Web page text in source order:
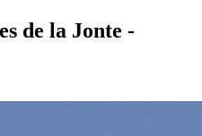
de la Jonte -